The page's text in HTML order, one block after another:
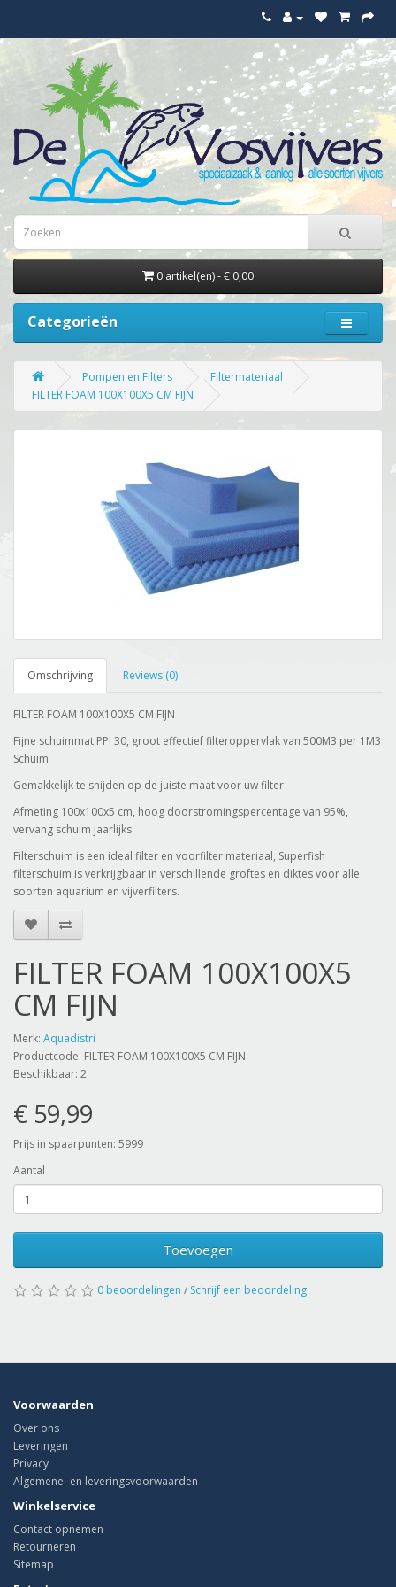
0 artikel(en) - € 0,00
Categorieën
Pompen en Filters
Filtermateriaal
FILTER FOAM 100X100X5 CM FIJN
Omschrijving Reviews (0)
FILTER FOAM 100X100X5 CM FIJN
Fijne schuimmat PPI 30, groot effectief filteroppervlak van 500M3 per 1M3
Schuim
Gemakkelijk te snijden op de juiste maat voor uw filter
Afmeting 100x100x5 cm, hoog doorstromingspercentage van 95%,
vervang schuim jaarlijks.
Filterschuim is een ideal filter en voorfilter materiaal, Superfish
filterschuim is verkrijgbaar in verschillende groftes en diktes voor alle
soorten aquarium en vijverfilters.
FILTER FOAM 100X100X5
CM FIJN
Merk: Aquadistri
Productcode: FILTER FOAM 100X100X5 CM FIJN
Beschikbaar: 2
€ 59,99
Prijs in spaarpunten: 5999
Aantal
Toevoegen
0 beoordelingen / Schrijf een beoordeling
Voorwaarden
Over ons
Leveringen
Privacy
Algemene- en leveringsvoorwaarden
Winkelservice
Contact opnemen
Retourneren
Sitemap